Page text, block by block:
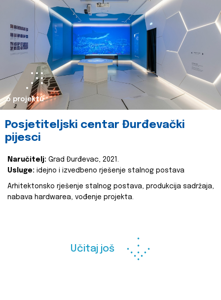
o projektu
Posjetiteljski centar Đurđevački
pijesci
Naručitelj: Grad Đurđevac, 2021.
Usluge: idejno i izvedbeno rješenje stalnog postava
Arhitektonsko rješenje stalnog postava, produkcija sadržaja,
nabava hardwarea, vođenje projekta.
Učitaj još